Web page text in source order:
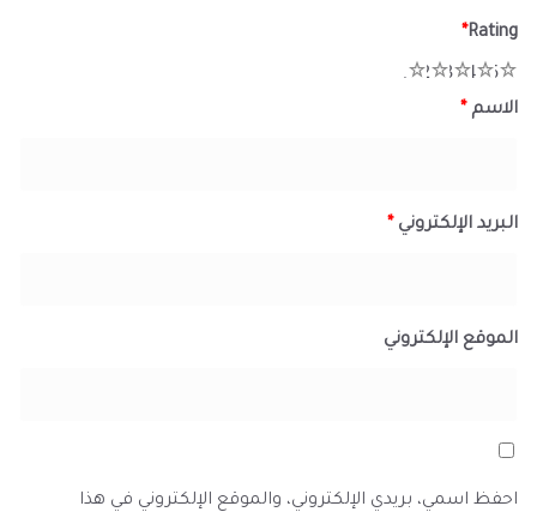
Rating
*
5
4
3
2
الاسم *
البريد الإلكتروني *
الموقع الإلكتروني
احفظ اسمي، بريدي الإلكتروني، والموقع الإلكتروني في هذا